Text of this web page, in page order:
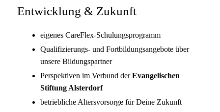
Entwicklung & Zukunft
eigenes CareFlex-Schulungsprogramm
Qualifizierungs- und Fortbildungsangebote über
unsere Bildungspartner
Perspektiven im Verbund derEvangelischen
Stiftung Alsterdorf
betriebliche Altersvorsorge für Deine Zukunft